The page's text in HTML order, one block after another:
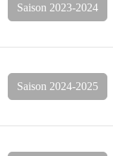
Saison 2023-2024
Saison 2024-2025